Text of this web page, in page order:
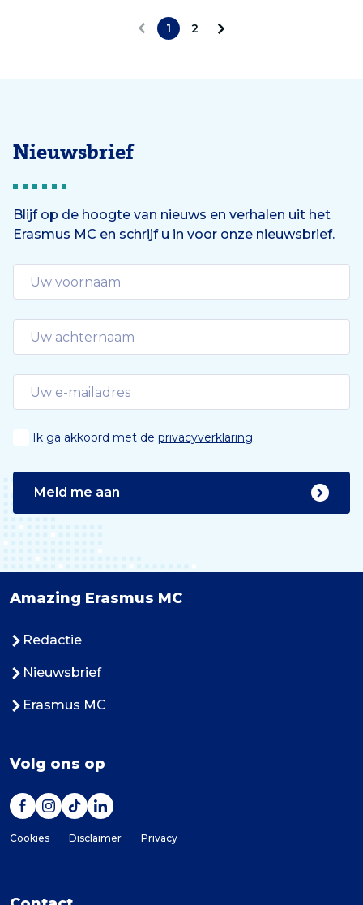
1
2
d
Nieuwsbrief
Blijf op de hoogte van nieuws en verhalen uit het
Erasmus MC en schrijf u in voor onze nieuwsbrief.
Ik ga akkoord met de privacyverklaring.
Meld me aan
Amazing Erasmus MC
Redactie
Nieuwsbrief
Erasmus MC
Volg ons op
Cookies Disclaimer Privacy